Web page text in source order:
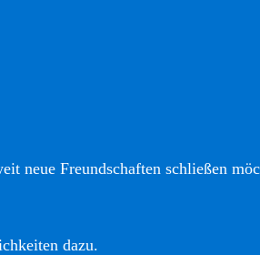
neue Freundschaften schließen
dazu.